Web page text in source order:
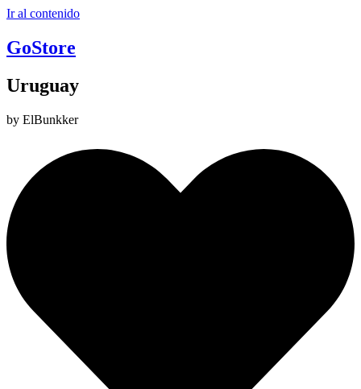
Ir al contenido
GoStore
Uruguay
by ElBunkker